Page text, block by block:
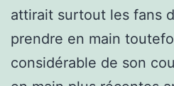
attirait surtout les fans
prendre en main
considérable de son